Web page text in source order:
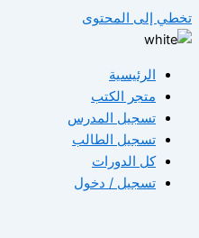
تخطي إلى المحتوى
الرئيسية
متجر الكتب
تسجيل المدرس
تسجيل الطالب
كل الدورات
تسجيل / دخول